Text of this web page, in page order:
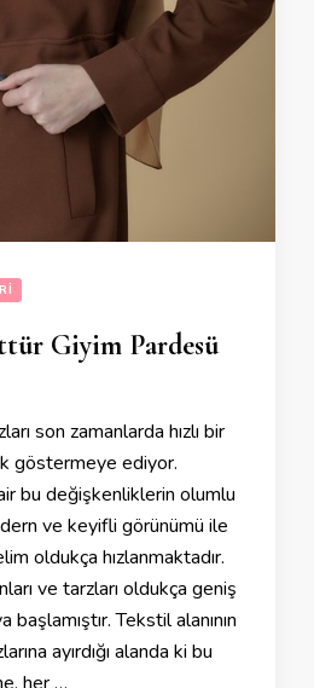
Giyim Pardesü
son zamanlarda hızlı bir
göstermeye ediyor.
bu değişkenliklerin olumlu
ve keyifli görünümü ile
oldukça hızlanmaktadır.
ve tarzları oldukça geniş
başlamıştır. Tekstil alanının
ayırdığı alanda ki bu
her …